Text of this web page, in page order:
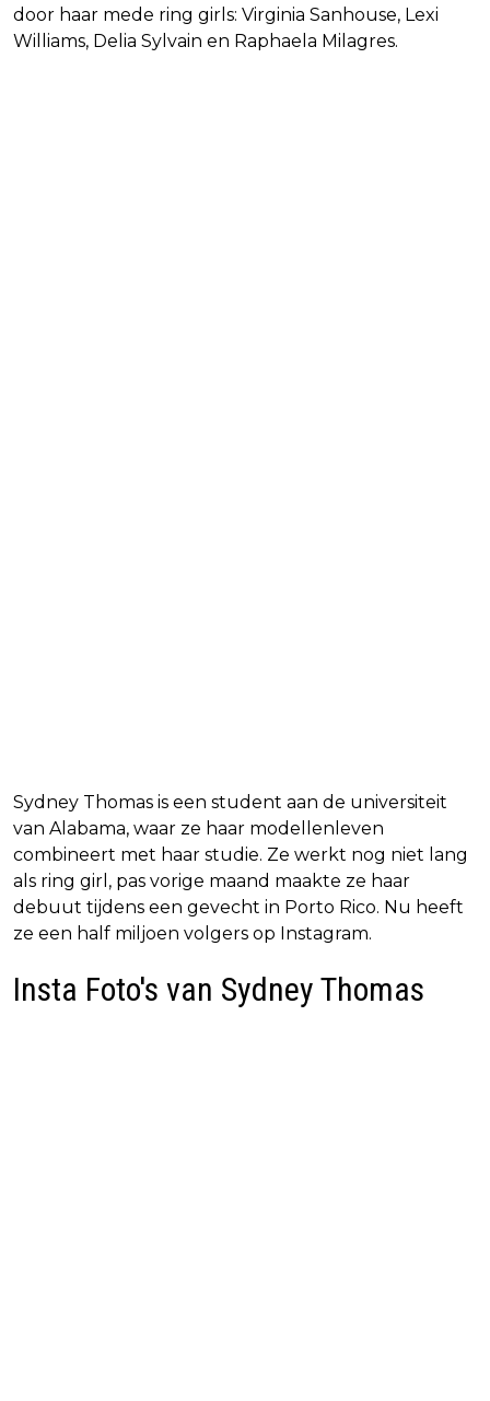
door haar mede ring girls: Virginia Sanhouse, Lexi
Williams, Delia Sylvain en Raphaela Milagres.
Sydney Thomas is een student aan de universiteit
van Alabama, waar ze haar modellenleven
combineert met haar studie. Ze werkt nog niet lang
als ring girl, pas vorige maand maakte ze haar
debuut tijdens een gevecht in Porto Rico. Nu heeft
ze een half miljoen volgers op Instagram.
Insta Foto's van Sydney Thomas